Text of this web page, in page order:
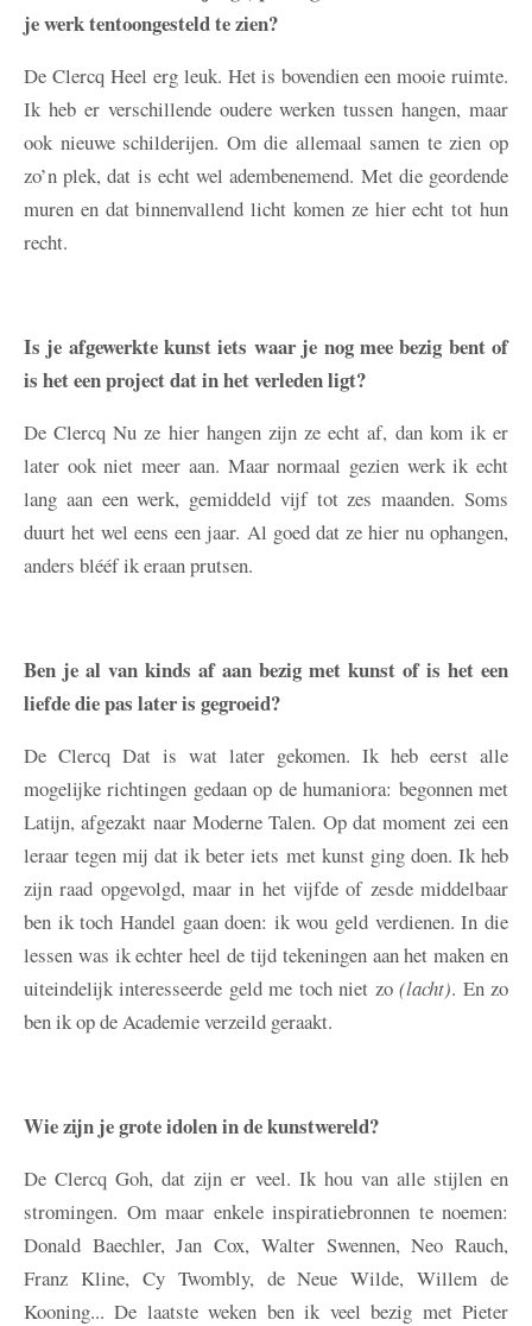
je werk tentoongesteld te zien?
De Clercq Heel erg leuk. Het is bovendien een mooie ruimte.
Ik heb er verschillende oudere werken tussen hangen, maar
ook nieuwe schilderijen. Om die allemaal samen te zien op
zo’n plek, dat is echt wel adembenemend. Met die geordende
muren en dat binnenvallend licht komen ze hier echt tot hun
recht.
Is je afgewerkte kunst iets waar je nog mee bezig bent of
is het een project dat in het verleden ligt?
De Clercq Nu ze hier hangen zijn ze echt af, dan kom ik er
later ook niet meer aan. Maar normaal gezien werk ik echt
lang aan een werk, gemiddeld vijf tot zes maanden. Soms
duurt het wel eens een jaar. Al goed dat ze hier nu ophangen,
anders blééf ik eraan prutsen.
Ben je al van kinds af aan bezig met kunst of is het een
liefde die pas later is gegroeid?
De Clercq Dat is wat later gekomen. Ik heb eerst alle
mogelijke richtingen gedaan op de humaniora: begonnen met
Latijn, afgezakt naar Moderne Talen. Op dat moment zei een
leraar tegen mij dat ik beter iets met kunst ging doen. Ik heb
zijn raad opgevolgd, maar in het vijfde of zesde middelbaar
ben ik toch Handel gaan doen: ik wou geld verdienen. In die
lessen was ik echter heel de tijd tekeningen aan het maken en
uiteindelijk interesseerde geld me toch niet zo(lacht). En zo
ben ik op de Academie verzeild geraakt.
Wie zijn je grote idolen in de kunstwereld?
De Clercq Goh, dat zijn er veel. Ik hou van alle stijlen en
stromingen. Om maar enkele inspiratiebronnen te noemen:
Donald Baechler, Jan Cox, Walter Swennen, Neo Rauch,
Franz Kline, Cy Twombly, de Neue Wilde, Willem de
Kooning... De laatste weken ben ik veel bezig met Pieter